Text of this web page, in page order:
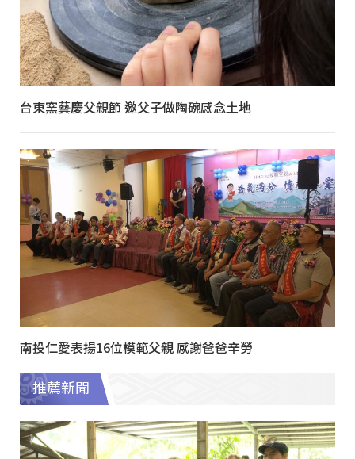
台東窯藝慶父親節 邀父子做陶碗感念土地
南投仁愛表揚16位模範父親 感謝爸爸辛勞
推薦新聞